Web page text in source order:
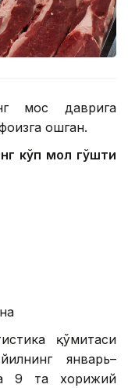
мос даврига
ошган.
кўп мол гўшти
қўмитаси
январь–
9 та хорижий